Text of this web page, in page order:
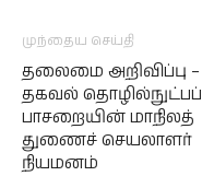
முந்தைய செய்தி
தலைமை அறிவிப்பு –
தகவல் தொழில்நுட்பப்
பாசறையின் மாநிலத்
துணைச் செயலாளர்
நியமனம்